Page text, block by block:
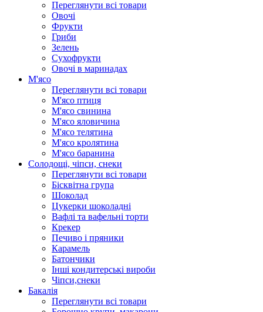
Переглянути всі товари
Овочі
Фрукти
Гриби
Зелень
Сухофрукти
Овочі в маринадах
М'ясо
Переглянути всі товари
М'ясо птиця
М'ясо свинина
М'ясо яловичина
М'ясо телятина
М'ясо кролятина
М'ясо баранина
Солодощі, чіпси, снеки
Переглянути всі товари
Бісквітна група
Шоколад
Цукерки шоколадні
Вафлі та вафельні торти
Крекер
Печиво і пряники
Карамель
Батончики
Інші кондитерські вироби
Чіпси,снеки
Бакалія
Переглянути всі товари